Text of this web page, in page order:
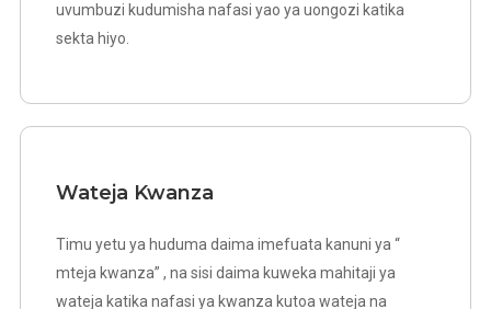
uvumbuzi kudumisha nafasi yao ya uongozi katika
sekta hiyo.
Wateja Kwanza
Timu yetu ya huduma daima imefuata kanuni ya “
mteja kwanza” , na sisi daima kuweka mahitaji ya
wateja katika nafasi ya kwanza kutoa wateja na